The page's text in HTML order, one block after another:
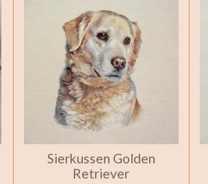
Sierkussen Golden
Retriever